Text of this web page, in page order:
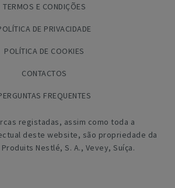
TERMOS E CONDIÇÕES
DE PRIVACIDADE
POLÍTICA DE COOKIES
CONTACTOS
FREQUENTES
registadas, assim como toda a
deste website, são propriedade da
Nestlé, S. A., Vevey, Suíça.